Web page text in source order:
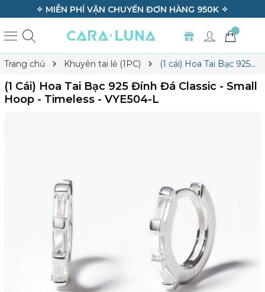
✧ BẢO HÀNH TRỌN ĐỜI TẤT CẢ SẢN
Trang chủ Khuyên tai lẻ (1PC)
(1 cái) Hoa Tai Bạc 925
(1 Cái) Hoa Tai Bạc 925 Đính Đá Classic - Small
Hoop - Timeless - VYE504-L